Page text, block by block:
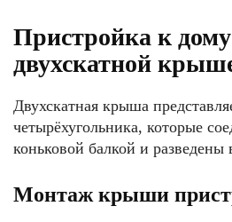
Пристройка к
двухскатной
Двухскатная крыша
четырёхугольника, которые
коньковой балкой и разведены
Монтаж крыши